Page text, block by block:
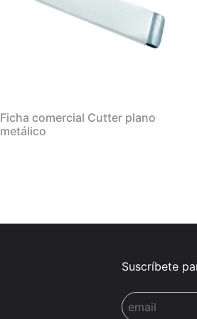
Ficha comercial Cutter plano
metálico
Suscríbete